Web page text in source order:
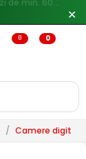
✕
0 0
/ Camere digitale